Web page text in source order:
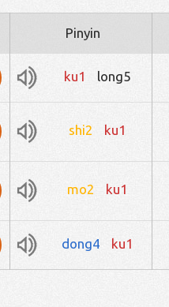
Pinyin
ku1 long5
shi2 ku1
mo2 ku1
dong4 ku1